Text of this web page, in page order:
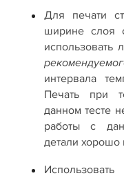
Для печати
ширине слоя
использовать
интервала
Печать при
данном тесте
работы с
детали хорошо